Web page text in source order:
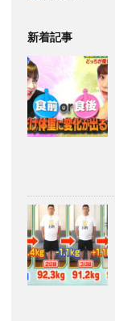
新着記事